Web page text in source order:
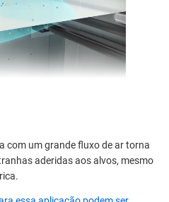
com um grande fluxo de ar torna
aderidas aos alvos, mesmo